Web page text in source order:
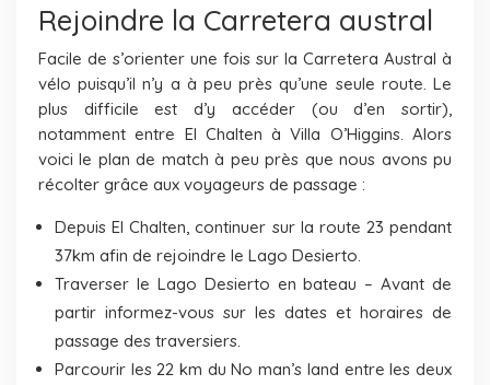
Rejoindre la Carretera austral
Facile de s’orienter une fois sur la Carretera Austral à
vélo puisqu’il n’y a à peu près qu’une seule route. Le
plus difficile est d’y accéder (ou d’en sortir),
notamment entre El Chalten à Villa O’Higgins. Alors
voici le plan de match à peu près que nous avons pu
récolter grâce aux voyageurs de passage :
Depuis El Chalten, continuer sur la route 23 pendant
37km afin de rejoindre le Lago Desierto.
Traverser le Lago Desierto en bateau – Avant de
partir informez-vous sur les dates et horaires de
passage des traversiers.
Parcourir les 22 km du No man’s land entre les deux